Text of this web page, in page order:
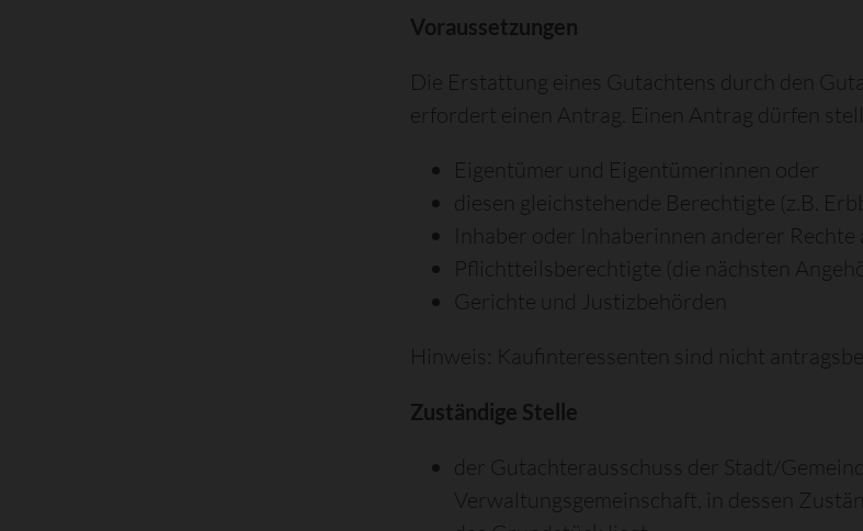
Voraussetzungen
Die Erstattung eines Gutachtens durch den
erfordert einen Antrag. Einen Antrag dürfen
Eigentümer und Eigentümerinnen oder
diesen gleichstehende Berechtigte (z.B.
Inhaber oder Inhaberinnen anderer Rechte
Pflichtteilsberechtigte (die nächsten
Gerichte und Justizbehörden
Hinweis: Kaufinteressenten sind nicht
Zuständige Stelle
der Gutachterausschuss der Stadt/
Verwaltungsgemeinschaft, in dessen